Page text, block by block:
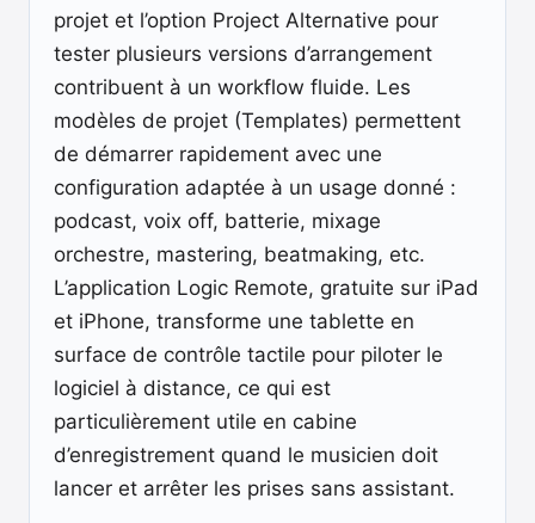
projet et l’option Project Alternative pour
tester plusieurs versions d’arrangement
contribuent à un workflow fluide. Les
modèles de projet (Templates) permettent
de démarrer rapidement avec une
configuration adaptée à un usage donné :
podcast, voix off, batterie, mixage
orchestre, mastering, beatmaking, etc.
L’application Logic Remote, gratuite sur iPad
et iPhone, transforme une tablette en
surface de contrôle tactile pour piloter le
logiciel à distance, ce qui est
particulièrement utile en cabine
d’enregistrement quand le musicien doit
lancer et arrêter les prises sans assistant.